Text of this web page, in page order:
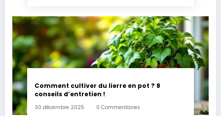
Comment cultiver du lierre en pot ? 8
conseils d’entretien !
30 décembre 2025 0 Commentaires